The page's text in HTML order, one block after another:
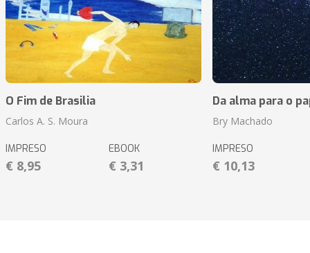
O Fim de Brasilia
Carlos A. S. Moura
IMPRESO
€ 8,95
EBOOK
€ 3,31
Da alma para o
Bry Machado
IMPRESO
€ 10,13